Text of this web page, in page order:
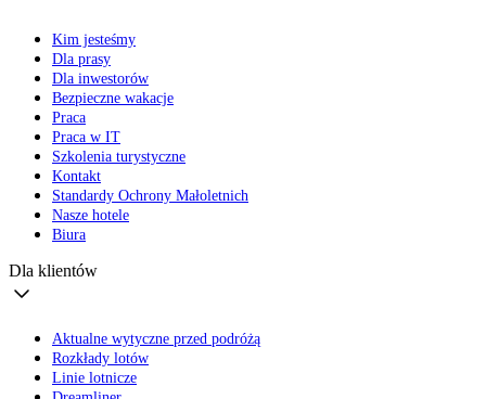
Kim jesteśmy
Dla prasy
Dla inwestorów
Bezpieczne wakacje
Praca
Praca w IT
Szkolenia turystyczne
Kontakt
Standardy Ochrony Małoletnich
Nasze hotele
Biura
Dla klientów
Aktualne wytyczne przed podróżą
Rozkłady lotów
Linie lotnicze